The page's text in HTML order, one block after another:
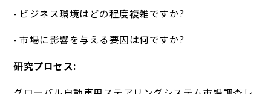
- ビジネス環境はどの程度複雑ですか?
- 市場に影響を与える要因は何ですか?
研究プロセス: